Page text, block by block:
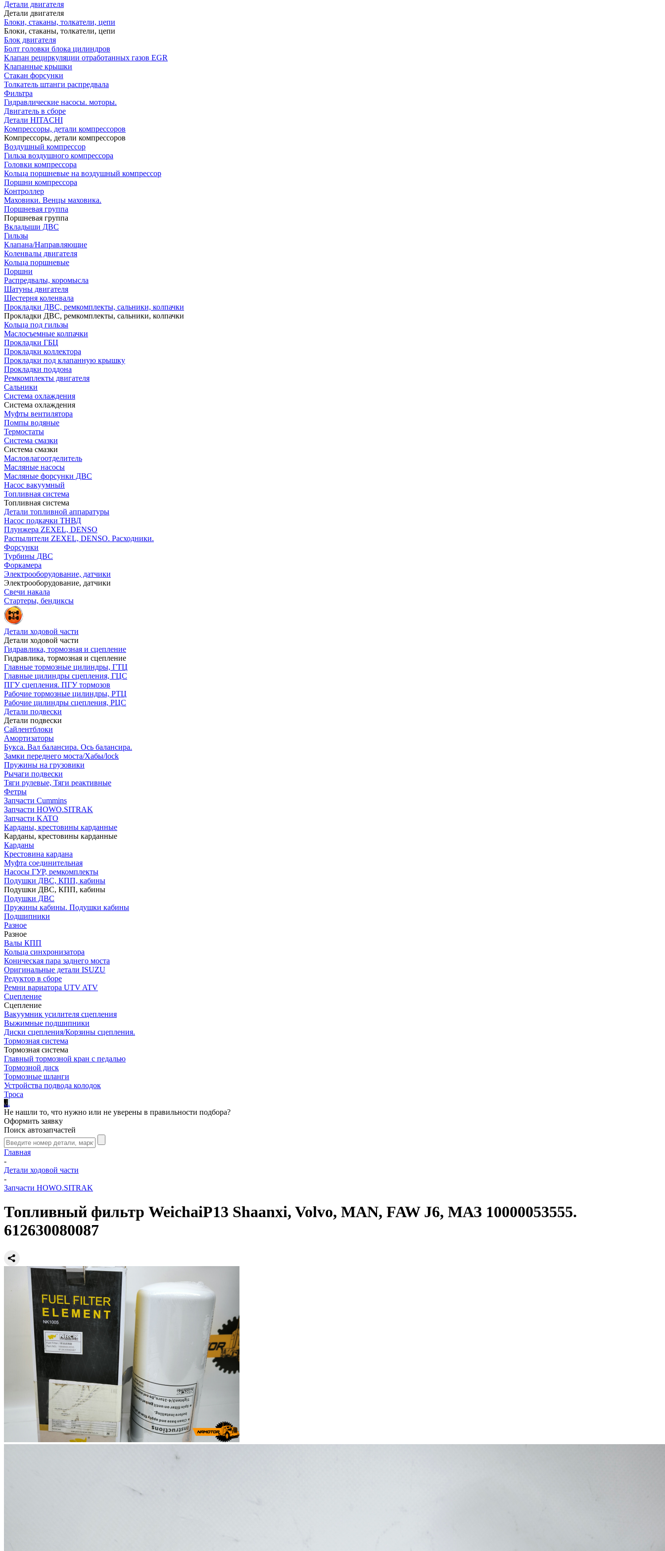
Детали двигателя
Детали двигателя
Блоки, стаканы, толкатели, цепи
Блоки, стаканы, толкатели, цепи
Блок двигателя
Болт головки блока цилиндров
Клапан рециркуляции отработанных газов EGR
Клапанные крышки
Стакан форсунки
Толкатель штанги распредвала
Фильтра
Гидравлические насосы. моторы.
Двигатель в сборе
Детали HITACHI
Компрессоры, детали компрессоров
Компрессоры, детали компрессоров
Воздушный компрессор
Гильза воздушного компрессора
Головки компрессора
Кольца поршневые на воздушный компрессор
Поршни компрессора
Контроллер
Маховики. Венцы маховика.
Поршневая группа
Поршневая группа
Вкладыши ДВС
Гильзы
Клапана/Направляющие
Коленвалы двигателя
Кольца поршневые
Поршни
Распредвалы, коромысла
Шатуны двигателя
Шестерня коленвала
Прокладки ДВС, ремкомплекты, сальники, колпачки
Прокладки ДВС, ремкомплекты, сальники, колпачки
Кольца под гильзы
Маслосъемные колпачки
Прокладки ГБЦ
Прокладки коллектора
Прокладки под клапанную крышку
Прокладки поддона
Ремкомплекты двигателя
Сальники
Система охлаждения
Система охлаждения
Муфты вентилятора
Помпы водяные
Термостаты
Система смазки
Система смазки
Масловлагоотделитель
Масляные насосы
Масляные форсунки ДВС
Насос вакуумный
Топливная система
Топливная система
Детали топливной аппаратуры
Насос подкачки ТНВД
Плунжера ZEXEL, DENSO
Распылители ZEXEL, DENSO. Расходники.
Форсунки
Турбины ДВС
Форкамера
Электрооборудование, датчики
Электрооборудование, датчики
Свечи накала
Стартеры, бендиксы
Детали ходовой части
Детали ходовой части
Гидравлика, тормозная и сцепление
Гидравлика, тормозная и сцепление
Главные тормозные цилиндры, ГТЦ
Главные цилиндры сцепления, ГЦС
ПГУ сцепления. ПГУ тормозов
Рабочие тормозные цилиндры, РТЦ
Рабочие цилиндры сцепления, РЦС
Детали подвески
Детали подвески
Cайлентблоки
Амортизаторы
Букса. Вал балансира. Ось балансира.
Замки переднего моста/Хабы/lock
Пружины на грузовики
Рычаги подвески
Тяги рулевые, Тяги реактивные
Фетры
Запчасти Cummins
Запчасти HOWO.SITRAK
Запчасти KATO
Карданы, крестовины карданные
Карданы, крестовины карданные
Карданы
Крестовина кардана
Муфта соединительная
Насосы ГУР, ремкомплекты
Подушки ДВС, КПП, кабины
Подушки ДВС, КПП, кабины
Подушки ДВС
Пружины кабины. Подушки кабины
Подшипники
Разное
Разное
Валы КПП
Кольца синхронизатора
Коническая пара заднего моста
Оригинальные детали ISUZU
Редуктор в сборе
Ремни вариатора UTV ATV
Сцепление
Сцепление
Вакуумник усилителя сцепления
Выжимные подшипники
Диски сцепления/Корзины сцепления.
Тормозная система
Тормозная система
Главный тормозной кран с педалью
Тормозной диск
Тормозные шланги
Устройства подвода колодок
Троса
...
Не нашли то, что нужно или не уверены в правильности подбора?
Оформить заявку
Поиск автозапчастей
Главная
-
Детали ходовой части
-
Запчасти HOWO.SITRAK
Топливный фильтр WeichaiP13 Shaanxi, Volvo, MAN, FAW J6, МАЗ 10000053555.
612630080087